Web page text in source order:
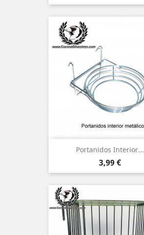
Portanidos Interior...
Precio
3,99 €